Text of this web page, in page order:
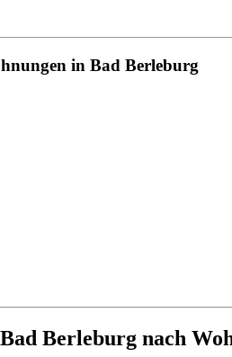
in Bad Berleburg
Berleburg nach